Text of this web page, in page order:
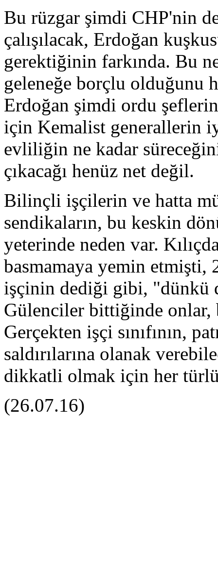
Bu rüzgar şimdi CHP'nin
çalışılacak, Erdoğan
gerektiğinin farkında. Bu
geleneğe borçlu olduğunu
Erdoğan şimdi ordu
için Kemalist generallerin
evliliğin ne kadar
çıkacağı henüz net değil.
Bilinçli işçilerin ve hatta
sendikaların, bu keskin
yeterinde neden var.
basmamaya yemin
işçinin dediği gibi, "dünkü
Gülenciler bittiğinde onlar,
Gerçekten işçi sınıfının,
saldırılarına olanak
dikkatli olmak için her
(26.07.16)